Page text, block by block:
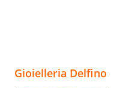
Gioielleria Delfino